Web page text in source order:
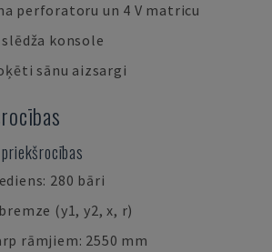
perforatoru un 4 V matricu
konsole
sānu aizsargi
280 bāri
(y1, y2, x, r)
rāmjiem: 2550 mm